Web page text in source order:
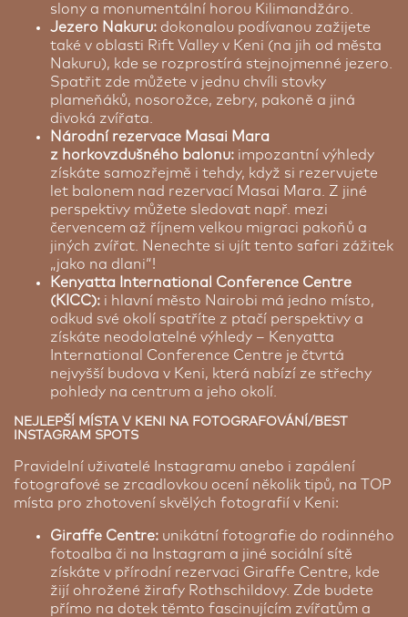
slony a monumentální horou Kilimandžáro.
Jezero Nakuru: dokonalou podívanou zažijete
také v oblasti Rift Valley v Keni (na jih od města
Nakuru), kde se rozprostírá stejnojmenné jezero.
Spatřit zde můžete v jednu chvíli stovky
plameňáků, nosorožce, zebry, pakoně a jiná
divoká zvířata.
Národní rezervace Masai Mara
z horkovzdušného balonu: impozantní výhledy
získáte samozřejmě i tehdy, když si rezervujete
let balonem nad rezervací Masai Mara. Z jiné
perspektivy můžete sledovat např. mezi
červencem až říjnem velkou migraci pakoňů a
jiných zvířat. Nenechte si ujít tento safari zážitek
„jako na dlani“!
Kenyatta International Conference Centre
(KICC): i hlavní město Nairobi má jedno místo,
odkud své okolí spatříte z ptačí perspektivy a
získáte neodolatelné výhledy – Kenyatta
International Conference Centre je čtvrtá
nejvyšší budova v Keni, která nabízí ze střechy
pohledy na centrum a jeho okolí.
NEJLEPŠÍ MÍSTA V KENI NA FOTOGRAFOVÁNÍ/BEST
INSTAGRAM SPOTS
Pravidelní uživatelé Instagramu anebo i zapálení
fotografové se zrcadlovkou ocení několik tipů, na TOP
místa pro zhotovení skvělých fotografií v Keni:
Giraffe Centre: unikátní fotografie do rodinného
fotoalba či na Instagram a jiné sociální sítě
získáte v přírodní rezervaci Giraffe Centre, kde
žijí ohrožené žirafy Rothschildovy. Zde budete
přímo na dotek těmto fascinujícím zvířatům a